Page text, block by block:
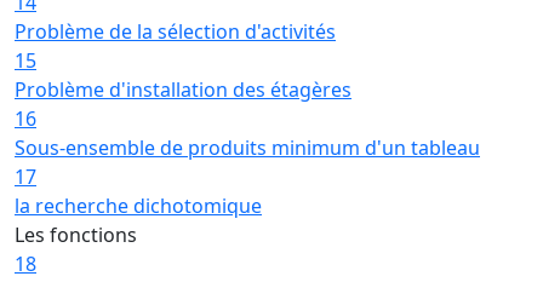
Problème de la sélection d'activités
15
Problème d'installation des étagères
16
Sous-ensemble de produits minimum d'un tableau
17
la recherche dichotomique
Les fonctions
18